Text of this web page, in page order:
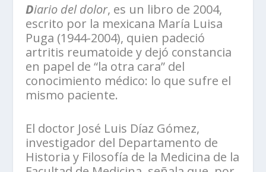
Diario del dolor, es un libro de 2004,
escrito por la mexicana María Luisa
Puga (1944-2004), quien padeció
artritis reumatoide y dejó constancia
en papel de “la otra cara” del
conocimiento médico: lo que sufre el
mismo paciente.
El doctor José Luis Díaz Gómez,
investigador del Departamento de
Historia y Filosofía de la Medicina de la